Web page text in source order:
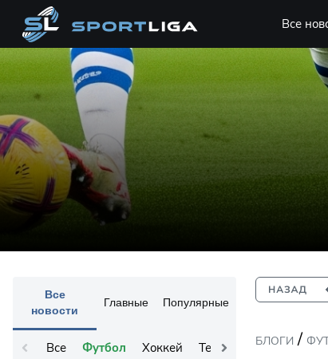
Все
Все
новости
Главные Популярные
Все Футбол Хоккей Теннис Остальное
БЛОГИ /